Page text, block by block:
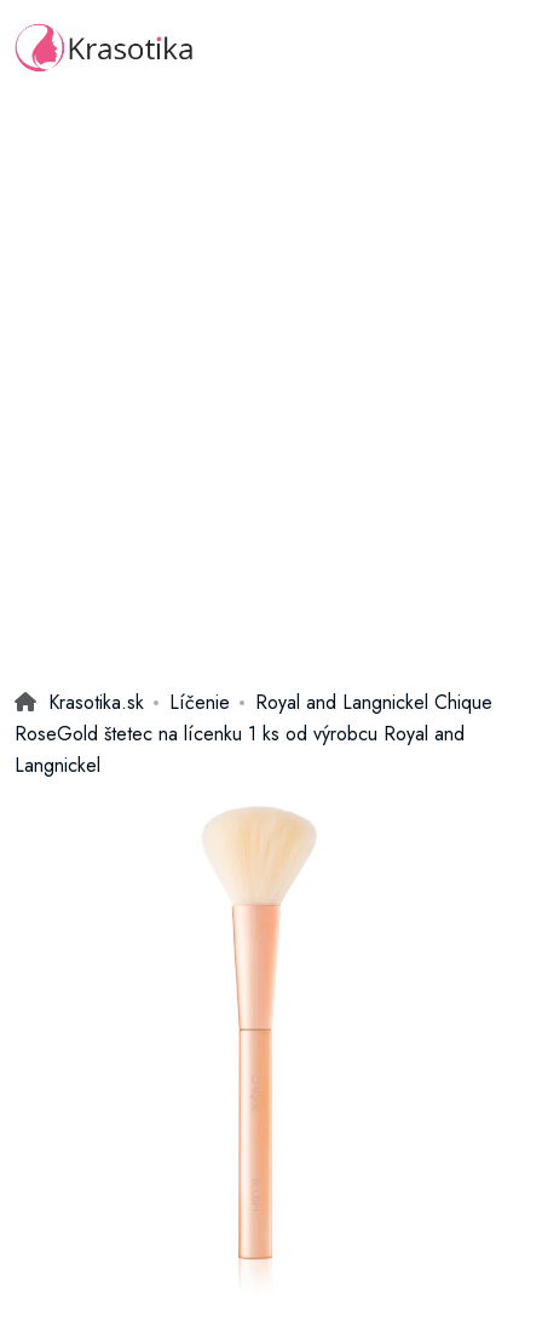
Krasotika.sk Líčenie
Royal and Langnickel Chique
RoseGold štetec na lícenku 1 ks od výrobcu Royal and
Langnickel